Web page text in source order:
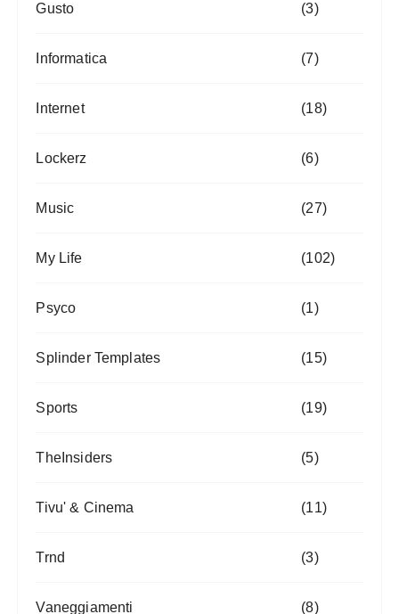
Gusto (3)
Informatica (7)
Internet (18)
Lockerz (6)
Music (27)
My Life (102)
Psyco (1)
Splinder Templates (15)
Sports (19)
TheInsiders (5)
Tivu' & Cinema (11)
Trnd (3)
Vaneggiamenti (8)